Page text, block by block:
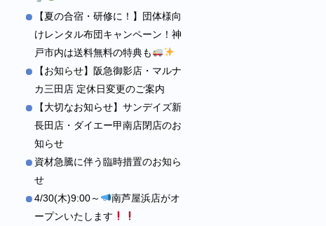
【夏の合宿・研修に！】団体様向
けレンタル布団キャンペーン！神
戸市内は送料無料の特典も
【お知らせ】阪急御影店・マルナ
カ三田店 定休日変更のご案内
【大切なお知らせ】サンデイズ新
長田店・ダイエー甲南店閉店のお
知らせ
資材急騰に伴う臨時措置のお知ら
せ
4/30(木)9:00～
南芦屋浜店がオ
ープンいたします